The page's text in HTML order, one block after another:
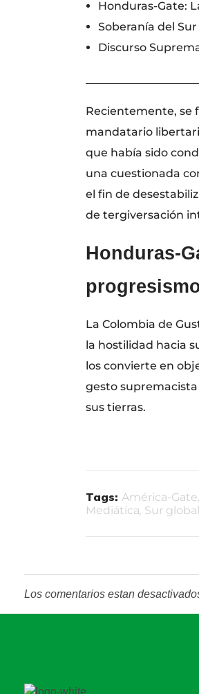
Honduras-Gate:
Soberanía del
Discurso
Recientemente, se
mandatario
que había sido
una cuestionada
el fin de
de tergiversación
Honduras-
La Colombia de
la hostilidad hacia
los convierte en
gesto
sus tierras.
Tags:América-Gate,
Mediática, Sur global
Los comentarios estan